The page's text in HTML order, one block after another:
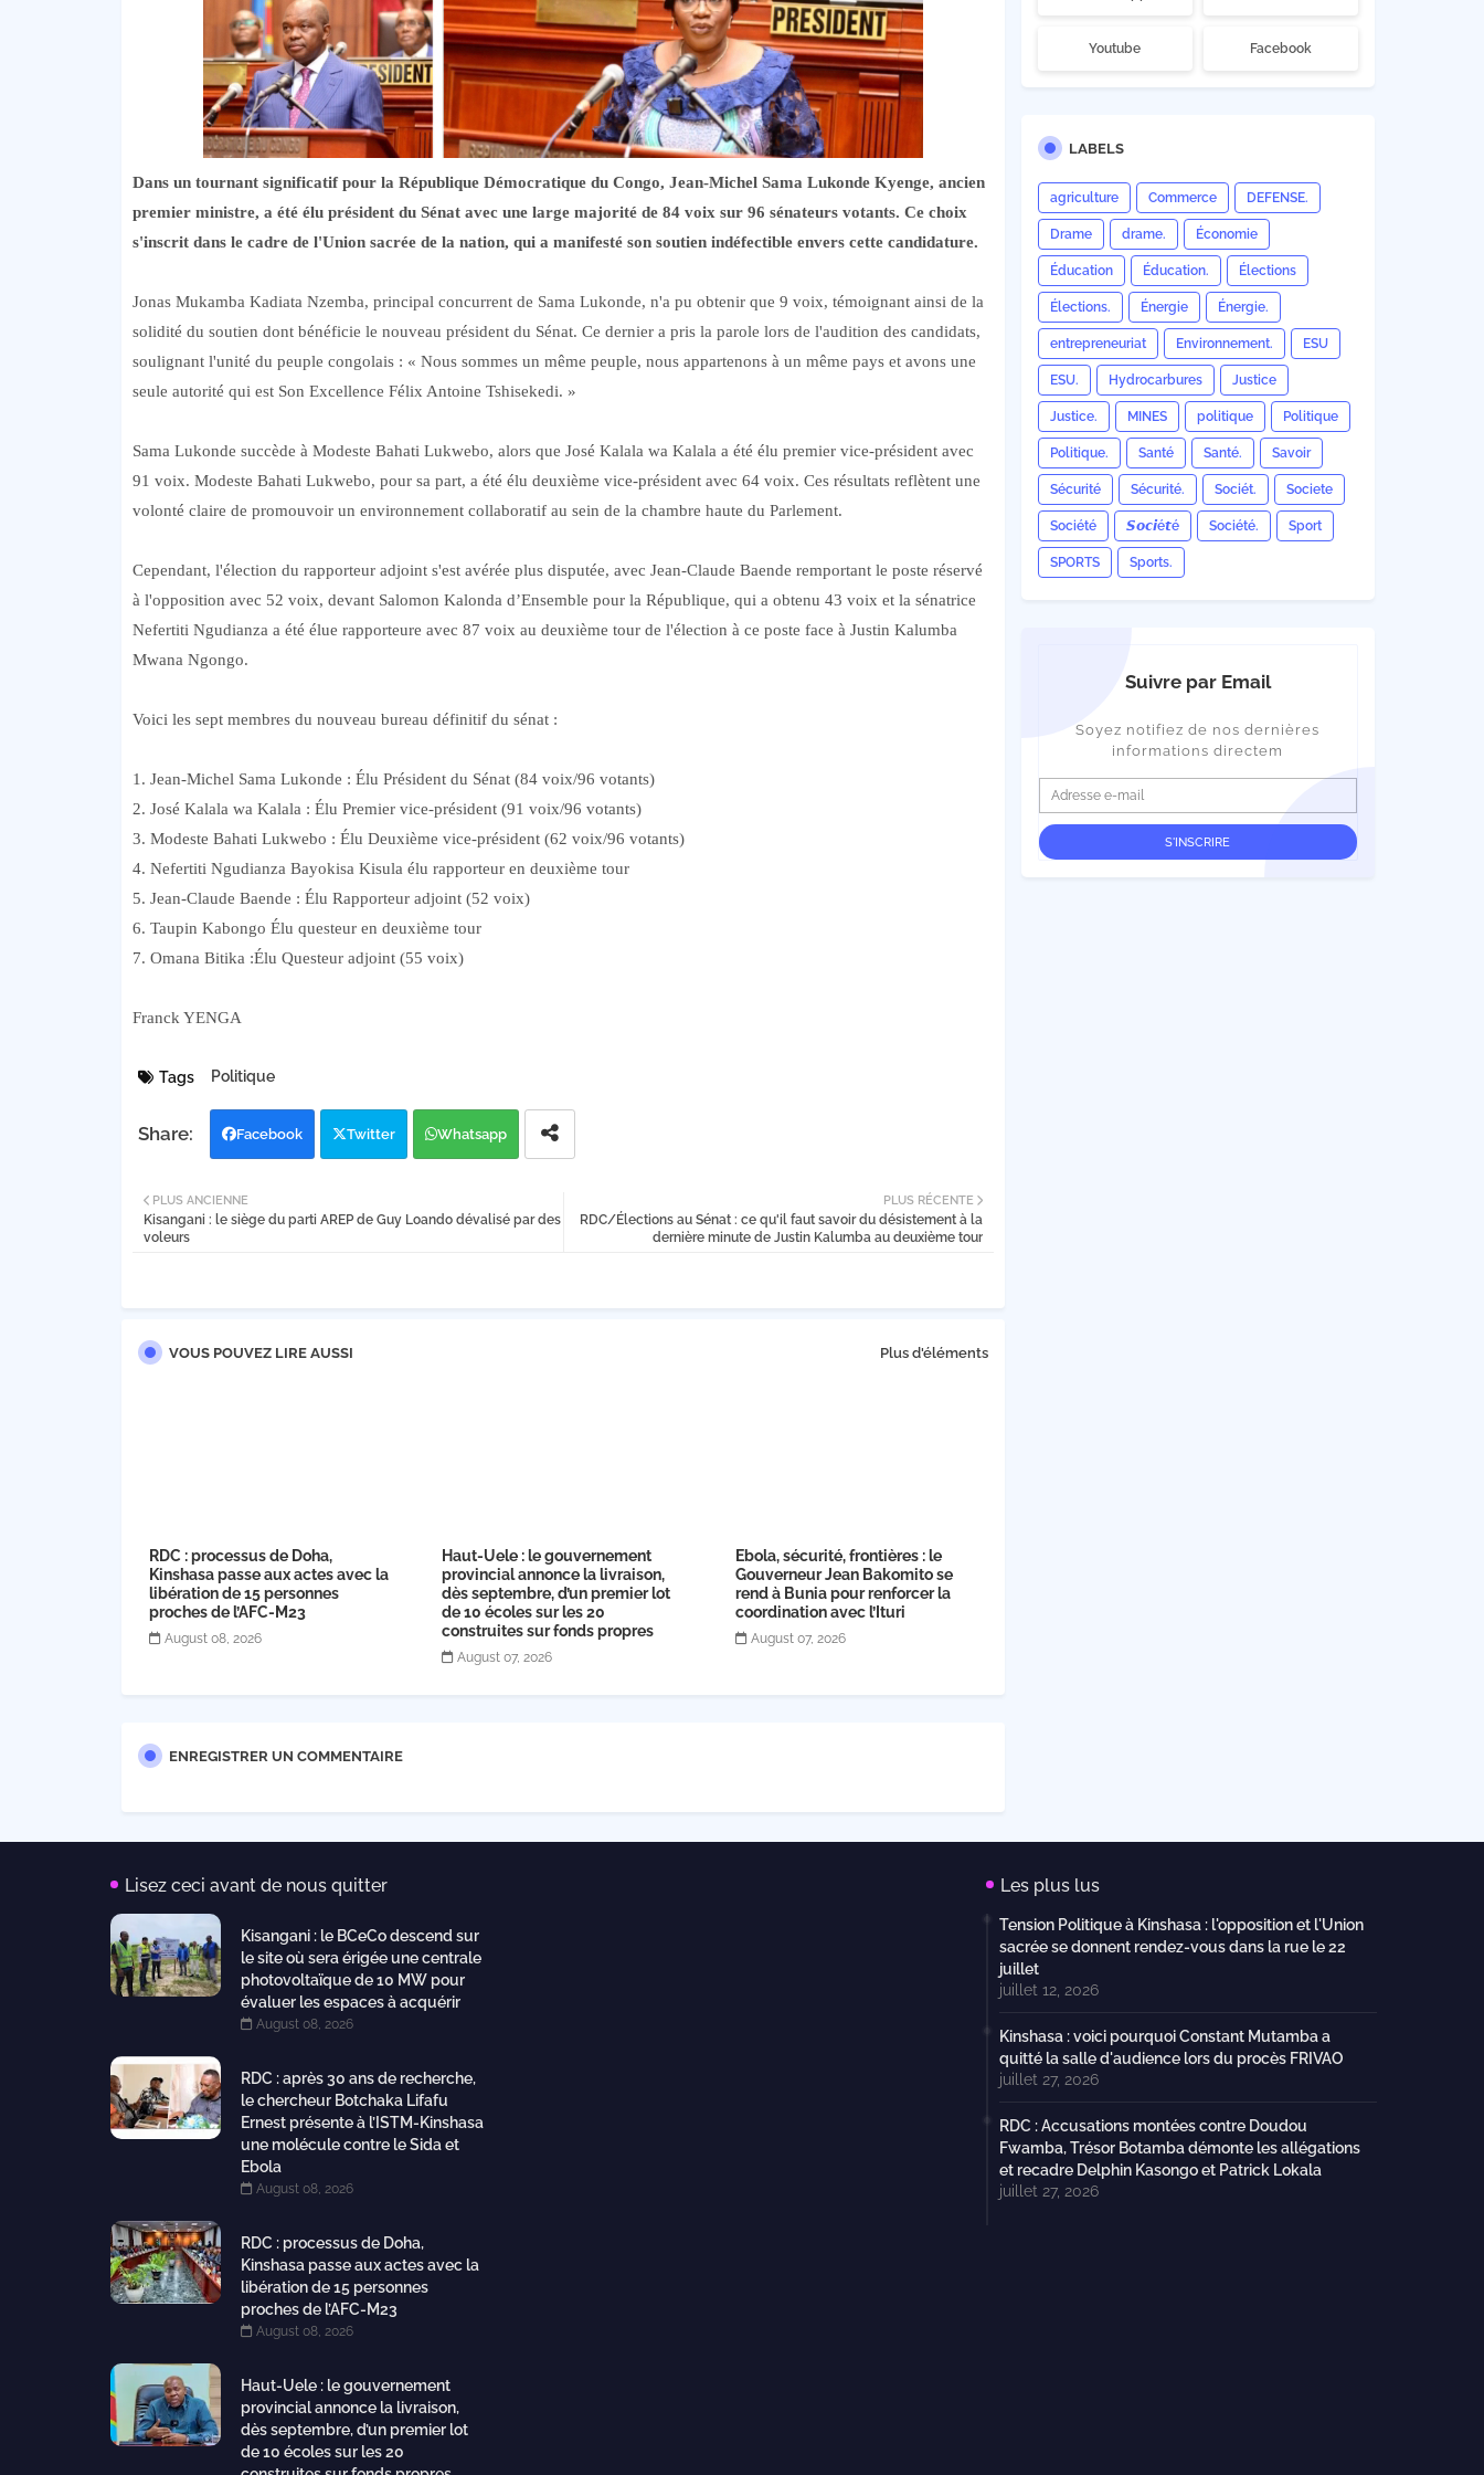
Dans un tournant significatif pour la République Démocratique du Congo, Jean-Michel Sama Lukonde Kyenge, ancien
premier ministre, a été élu président du Sénat avec une large majorité de 84 voix sur 96 sénateurs votants. Ce choix
s'inscrit dans le cadre de l'Union sacrée de la nation, qui a manifesté son soutien indéfectible envers cette candidature.
Jonas Mukamba Kadiata Nzemba, principal concurrent de Sama Lukonde, n'a pu obtenir que 9 voix, témoignant ainsi de la
solidité du soutien dont bénéficie le nouveau président du Sénat. Ce dernier a pris la parole lors de l'audition des candidats,
soulignant l'unité du peuple congolais : « Nous sommes un même peuple, nous appartenons à un même pays et avons une
seule autorité qui est Son Excellence Félix Antoine Tshisekedi. »
Sama Lukonde succède à Modeste Bahati Lukwebo, alors que José Kalala wa Kalala a été élu premier vice-président avec
91 voix. Modeste Bahati Lukwebo, pour sa part, a été élu deuxième vice-président avec 64 voix. Ces résultats reflètent une
volonté claire de promouvoir un environnement collaboratif au sein de la chambre haute du Parlement.
Cependant, l'élection du rapporteur adjoint s'est avérée plus disputée, avec Jean-Claude Baende remportant le poste réservé
à l'opposition avec 52 voix, devant Salomon Kalonda d’Ensemble pour la République, qui a obtenu 43 voix et la sénatrice
Nefertiti Ngudianza a été élue rapporteure avec 87 voix au deuxième tour de l'élection à ce poste face à Justin Kalumba
Mwana Ngongo.
Voici les sept membres du nouveau bureau définitif du sénat :
1. Jean-Michel Sama Lukonde : Élu Président du Sénat (84 voix/96 votants)
2. José Kalala wa Kalala : Élu Premier vice-président (91 voix/96 votants)
3. Modeste Bahati Lukwebo : Élu Deuxième vice-président (62 voix/96 votants)
4. Nefertiti Ngudianza Bayokisa Kisula élu rapporteur en deuxième tour
5. Jean-Claude Baende : Élu Rapporteur adjoint (52 voix)
6. Taupin Kabongo Élu questeur en deuxième tour
7. Omana Bitika :Élu Questeur adjoint (55 voix)
Franck YENGA
Tags Politique
Facebook Twitter Whatsapp
PLUS RÉCENTE
RDC/Élections au Sénat : ce qu'il faut savoir du désistement à la
dernière minute de Justin Kalumba au deuxième tour
PLUS ANCIENNE
Kisangani : le siège du parti AREP de Guy Loando dévalisé par des
voleurs
VOUS POUVEZ LIRE AUSSI Plus d'éléments
RDC : processus de Doha,
Kinshasa passe aux actes avec la
libération de 15 personnes
proches de l’AFC-M23
August 08, 2026
Haut-Uele : le gouvernement
provincial annonce la livraison,
dès septembre, d’un premier lot
de 10 écoles sur les 20
construites sur fonds propres
August 07, 2026
Ebola, sécurité, frontières : le
Gouverneur Jean Bakomito se
rend à Bunia pour renforcer la
coordination avec l’Ituri
August 07, 2026
ENREGISTRER UN COMMENTAIRE
Youtube Facebook
LABELS
agriculture Commerce DEFENSE.
Drame drame. Économie
Éducation Éducation. Élections
Élections. Énergie Énergie.
entrepreneuriat Environnement. ESU
ESU. Hydrocarbures Justice
Justice. MINES politique Politique
Politique. Santé Santé. Savoir
Sécurité Sécurité. Sociét. Societe
Société 𝙎𝙤𝙘𝙞é𝙩é Société. Sport
SPORTS Sports.
Suivre par Email
Soyez notifiez de nos dernières
informations directem
Lisez ceci avant de nous quitter
Kisangani : le BCeCo descend sur
le site où sera érigée une centrale
photovoltaïque de 10 MW pour
évaluer les espaces à acquérir
August 08, 2026
RDC : après 30 ans de recherche,
le chercheur Botchaka Lifafu
Ernest présente à l’ISTM-Kinshasa
une molécule contre le Sida et
Ebola
August 08, 2026
RDC : processus de Doha,
Kinshasa passe aux actes avec la
libération de 15 personnes
proches de l’AFC-M23
August 08, 2026
Haut-Uele : le gouvernement
provincial annonce la livraison,
dès septembre, d’un premier lot
de 10 écoles sur les 20
Les plus lus
Tension Politique à Kinshasa : l'opposition et l'Union
sacrée se donnent rendez-vous dans la rue le 22
juillet
juillet 12, 2026
Kinshasa : voici pourquoi Constant Mutamba a
quitté la salle d'audience lors du procès FRIVAO
juillet 27, 2026
RDC : Accusations montées contre Doudou
Fwamba, Trésor Botamba démonte les allégations
et recadre Delphin Kasongo et Patrick Lokala
juillet 27, 2026